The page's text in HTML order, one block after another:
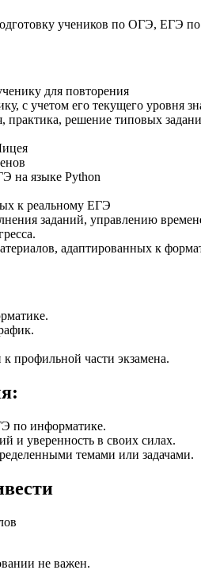
учеников по ОГЭ, ЕГЭ
для повторения
с учетом его текущего уровня
практика, решение типовых
на языке Python
к реальному ЕГЭ
заданий, управлению
адаптированных к
профильной части экзамена.
по информатике.
и уверенность в своих силах.
темами или задачами.
не важен.